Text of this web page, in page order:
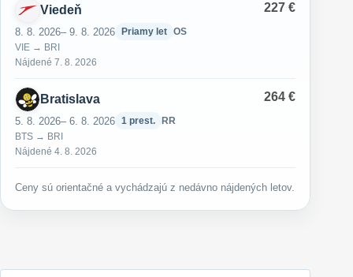
Viedeň
8. 8. 2026– 9. 8. 2026 Priamy let OS
VIE → BRI
Nájdené 7. 8. 2026
227 €
Bratislava
5. 8. 2026– 6. 8. 2026 1 prest. RR
BTS → BRI
Nájdené 4. 8. 2026
264 €
Ceny sú orientačné a vychádzajú z nedávno nájdených letov.